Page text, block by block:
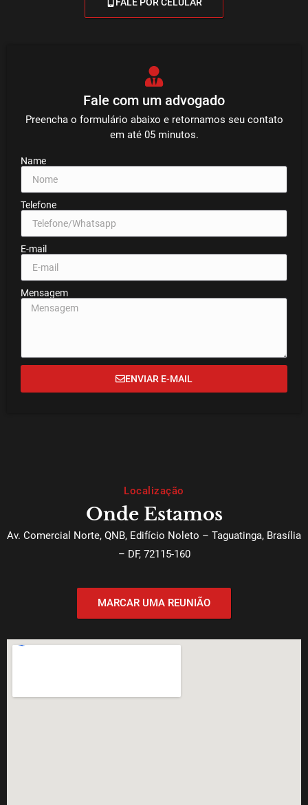
FALE POR CELULAR
Fale com um advogado
Preencha o formulário abaixo e retornamos seu contato
em até 05 minutos.
Name
Telefone
E-mail
Mensagem
ENVIAR E-MAIL
Localização
Onde Estamos
Av. Comercial Norte, QNB, Edifício Noleto – Taguatinga, Brasília
– DF, 72115-160
MARCAR UMA REUNIÃO